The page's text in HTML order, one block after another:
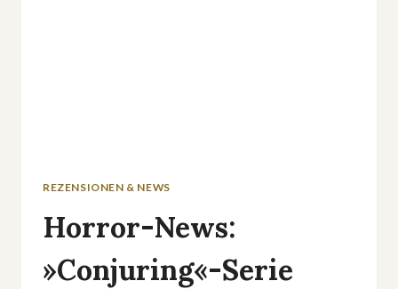
REZENSIONEN & NEWS
Horror-News:
»Conjuring«-Serie